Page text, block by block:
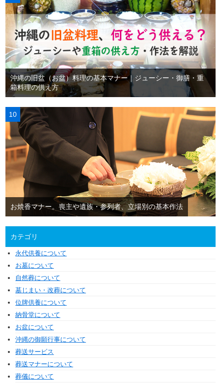
沖縄の旧盆（お盆）料理の基本マナー｜ジューシー・御膳・重
箱料理の供え方
お焼香マナー。喪主や遺族・参列者、立場別の基本作法
カテゴリ
永代供養について
お墓について
自然葬について
墓じまい・改葬について
位牌供養について
納骨堂について
お盆について
沖縄の御願行事について
葬送サービス
葬送マナーについて
葬儀について